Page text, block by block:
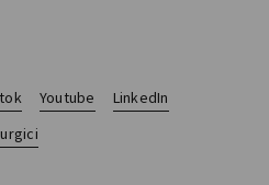
Youtube
LinkedIn